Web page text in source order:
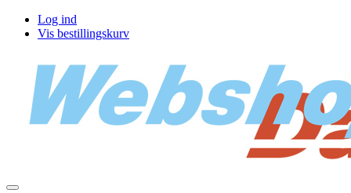
Log ind
Vis bestillingskurv